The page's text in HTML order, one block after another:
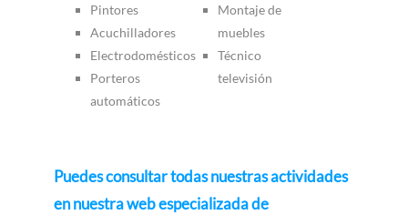
Pintores
Acuchilladores
Electrodomésticos
Porteros
automáticos
Montaje de
muebles
Técnico
televisión
Puedes consultar todas nuestras actividades
en nuestra web especializada de